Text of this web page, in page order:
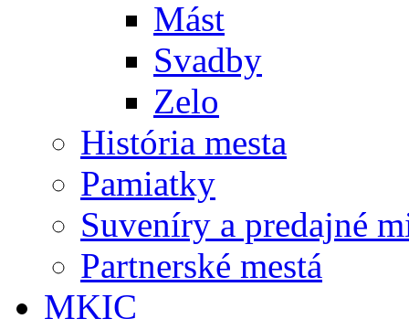
Mást
Svadby
Zelo
História mesta
Pamiatky
Suveníry a predajné
Partnerské mestá
MKIC